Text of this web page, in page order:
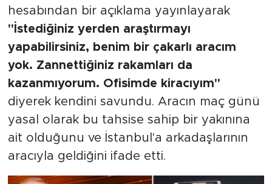
hesabından bir açıklama yayınlayarak
"İstediğiniz yerden araştırmayı
yapabilirsiniz, benim bir çakarlı aracım
yok. Zannettiğiniz rakamları da
kazanmıyorum. Ofisimde kiracıyım"
diyerek kendini savundu. Aracın maç günü
yasal olarak bu tahsise sahip bir yakınına
ait olduğunu ve İstanbul'a arkadaşlarının
aracıyla geldiğini ifade etti.